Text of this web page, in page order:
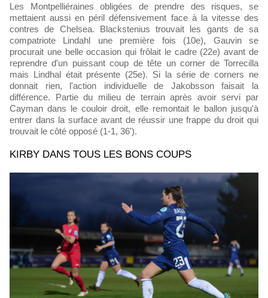
Les Montpelliéraines obligées de prendre des risques, se
mettaient aussi en péril défensivement face à la vitesse des
contres de Chelsea. Blackstenius trouvait les gants de sa
compatriote Lindahl une première fois (10e), Gauvin se
procurait une belle occasion qui frôlait le cadre (22e) avant de
reprendre d'un puissant coup de tête un corner de Torrecilla
mais Lindhal était présente (25e). Si la série de corners ne
donnait rien, l'action individuelle de Jakobsson faisait la
différence. Partie du milieu de terrain après avoir servi par
Cayman dans le couloir droit, elle remontait le ballon jusqu'à
entrer dans la surface avant de réussir une frappe du droit qui
trouvait le côté opposé (1-1, 36').
KIRBY DANS TOUS LES BONS COUPS